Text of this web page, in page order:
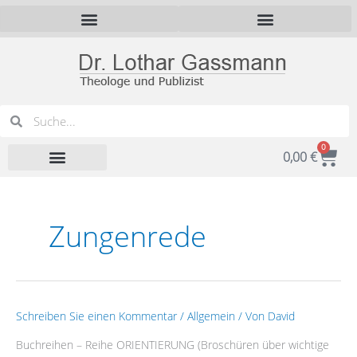
Suche Suche
0,00€
0
Zungenrede
Schreiben Sie einen Kommentar / Allgemein / Von David
Buchreihen – Reihe ORIENTIERUNG (Broschüren über wichtige
Buchreihen
christlichen